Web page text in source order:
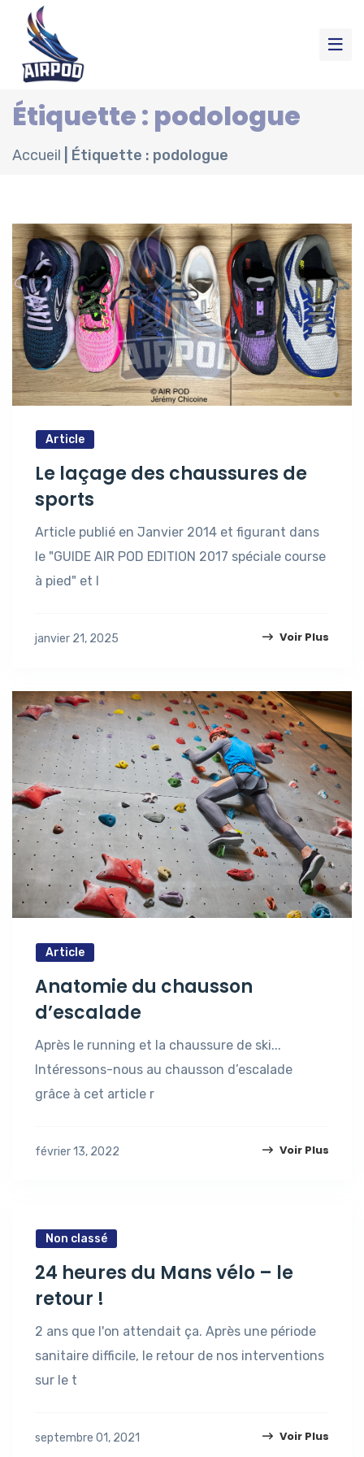
Étiquette : podologue
Accueil Étiquette : podologue
Article
Le laçage des chaussures de
sports
Article publié en Janvier 2014 et figurant dans
le "GUIDE AIR POD EDITION 2017 spéciale course
à pied" et l
janvier 21, 2025 Voir Plus
Article
Anatomie du chausson
d’escalade
Après le running et la chaussure de ski...
Intéressons-nous au chausson d’escalade
grâce à cet article r
février 13, 2022 Voir Plus
Non classé
24 heures du Mans vélo – le
retour !
2 ans que l'on attendait ça. Après une période
sanitaire difficile, le retour de nos interventions
sur le t
septembre 01, 2021 Voir Plus